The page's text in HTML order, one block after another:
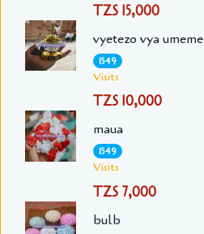
TZS 15,000
vyetezo vya umeme
1549
Visits
TZS 10,000
maua
1549
Visits
TZS 7,000
bulb